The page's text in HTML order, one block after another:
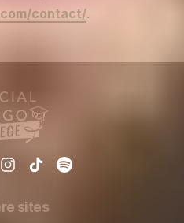
contact/.
sites